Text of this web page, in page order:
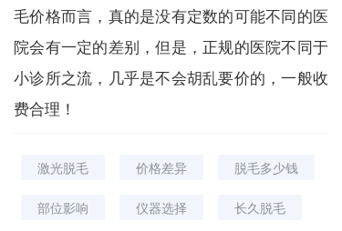
毛价格而言，真的是没有定数的可能不同的医
院会有一定的差别，但是，正规的医院不同于
小诊所之流，几乎是不会胡乱要价的，一般收
费合理！
激光脱毛 价格差异 脱毛多少钱
部位影响 仪器选择 长久脱毛